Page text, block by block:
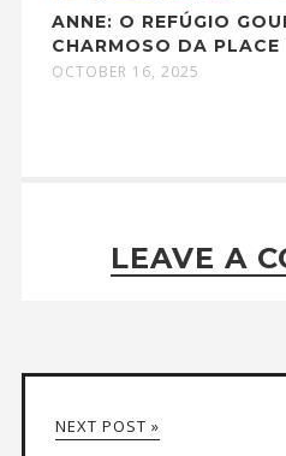
ANNE: O REFÚGIO
CHARMOSO DA PLACE
OCTOBER 16, 2025
LEAVE A
NEXT POST »